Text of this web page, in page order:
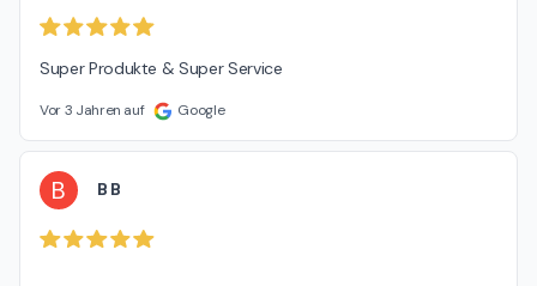
Super Produkte & Super Service
Vor 3 Jahren auf Google
B B B